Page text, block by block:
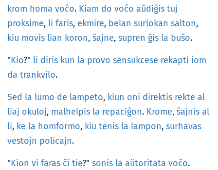
krom homa voĉo. Kiam do voĉo aŭdiĝis tuj
proksime, li faris, ekmire, belan surlokan salton,
kiu movis lian koron, ŝajne, supren ĝis la buŝo.
"Kio?" li diris kun la provo sensukcese rekapti iom
da trankvilo.
Sed la lumo de lampeto, kiun oni direktis rekte al
liaj okuloj, malhelpis la repaciĝon. Krome, ŝajnis al
li, ke la homformo, kiu tenis la lampon, surhavas
vestojn policajn.
"Kion vi faras ĉi tie?" sonis la aŭtoritata voĉo.